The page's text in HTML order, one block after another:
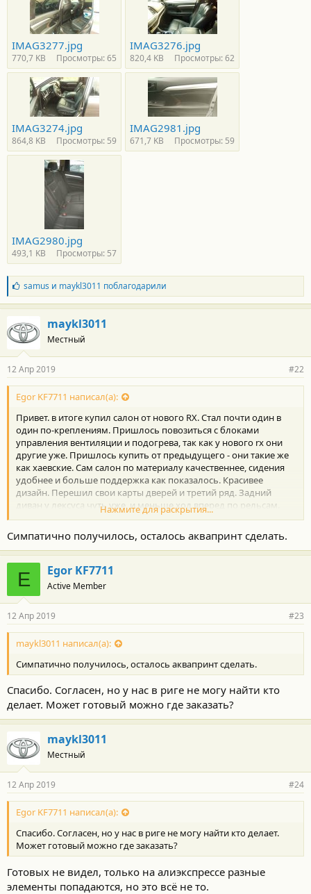
IMAG3277.jpg
770,7 KB Просмотры: 65
IMAG3276.jpg
820,4 KB Просмотры: 62
IMAG3274.jpg
864,8 KB Просмотры: 59
IMAG2981.jpg
671,7 KB Просмотры: 59
IMAG2980.jpg
493,1 KB Просмотры: 57
Б
л
а
о
д
а
н
о
с
и
:
samus и maykl3011 поблагодарили
maykl3011
Местный
12 Апр 2019 #22
Egor KF7711 написал(а):
Привет. в итоге купил салон от нового RX. Стал почти один в
один по-креплениям. Пришлось повозиться с блоками
управления вентиляции и подогрева, так как у нового rx они
другие уже. Пришлось купить от предыдущего - они такие же
как хаевские. Сам салон по материалу качественнее, сидения
удобнее и больше поддержка как показалось. Красивее
дизайн. Перешил свои карты дверей и третий ряд. Задний
диван у лексуса чуть уже, и меньше ход вперед по рельсам.
Чуть не удобнее залазить на третий ряд. В остальном все супер.
Нажмите для раскрытия...
Симпатично получилось, осталось аквапринт сделать.
E Egor KF7711
Active Member
12 Апр 2019 #23
maykl3011 написал(а):
Симпатично получилось, осталось аквапринт сделать.
Спасибо. Согласен, но у нас в риге не могу найти кто
делает. Может готовый можно где заказать?
maykl3011
Местный
12 Апр 2019 #24
Egor KF7711 написал(а):
Спасибо. Согласен, но у нас в риге не могу найти кто делает.
Может готовый можно где заказать?
Готовых не видел, только на алиэкспрессе разные
элементы попадаются, но это всё не то.